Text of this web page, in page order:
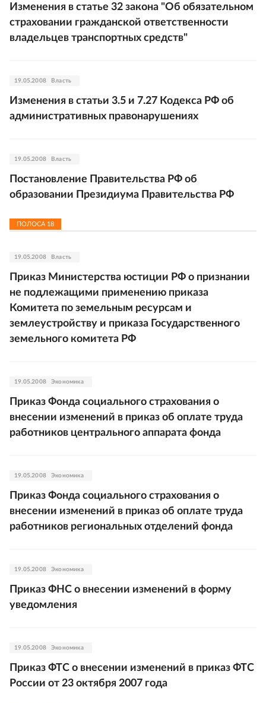
Изменения в статье 32 закона "Об обязательном
страховании гражданской ответственности
владельцев транспортных средств"
19.05.2008 Власть
Изменения в статьи 3.5 и 7.27 Кодекса РФ об
административных правонарушениях
19.05.2008 Власть
Постановление Правительства РФ об
образовании Президиума Правительства РФ
ПОЛОСА 18
19.05.2008 Власть
Приказ Министерства юстиции РФ о признании
не подлежащими применению приказа
Комитета по земельным ресурсам и
землеустройству и приказа Государственного
земельного комитета РФ
19.05.2008 Экономика
Приказ Фонда социального страхования о
внесении изменений в приказ об оплате труда
работников центрального аппарата фонда
19.05.2008 Экономика
Приказ Фонда социального страхования о
внесении изменений в приказ об оплате труда
работников региональных отделений фонда
19.05.2008 Экономика
Приказ ФНС о внесении изменений в форму
уведомления
19.05.2008 Экономика
Приказ ФТС о внесении изменений в приказ ФТС
России от 23 октября 2007 года